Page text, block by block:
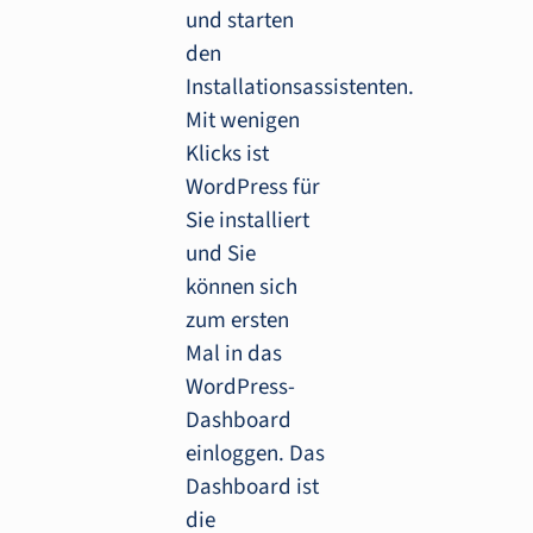
und starten
den
Installationsassistenten.
Mit wenigen
Klicks ist
WordPress für
Sie installiert
und Sie
können sich
zum ersten
Mal in das
WordPress-
Dashboard
einloggen. Das
Dashboard ist
die